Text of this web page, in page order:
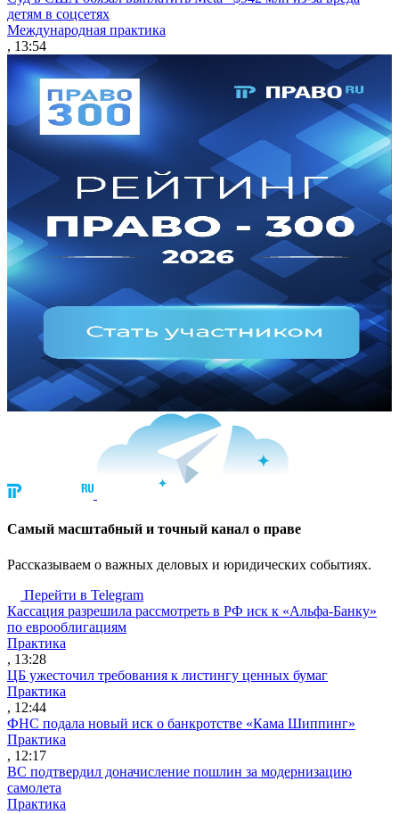
детям в соцсетях
Международная практика
, 13:54
Cамый масштабный и точный канал о праве
Рассказываем о важных деловых и юридических событиях.
Перейти в Telegram
Кассация разрешила рассмотреть в РФ иск к «Альфа-Банку»
по еврооблигациям
Практика
, 13:28
ЦБ ужесточил требования к листингу ценных бумаг
Практика
, 12:44
ФНС подала новый иск о банкротстве «Кама Шиппинг»
Практика
, 12:17
ВС подтвердил доначисление пошлин за модернизацию
самолета
Практика